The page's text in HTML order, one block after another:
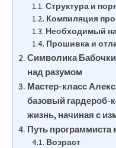
Структура и
Компиляция
Необходимый
Прошивка и
Символика
над разумом
Мастер-класс
базовый гардероб-
жизнь, начиная с
Путь
Возраст